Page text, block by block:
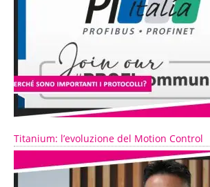
Titanium: l’evoluzione del Motion Control